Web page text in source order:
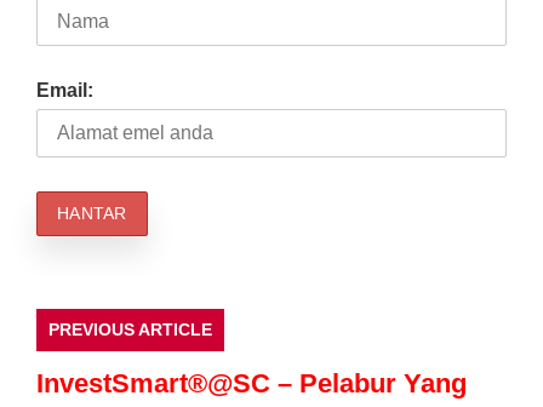
Email:
PREVIOUS ARTICLE
InvestSmart®@SC – Pelabur Yang